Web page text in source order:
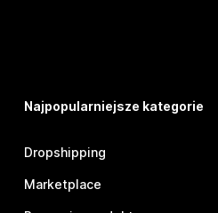
Najpopularniejsze kategorie
Dropshipping
Marketplace